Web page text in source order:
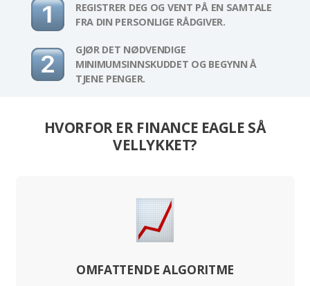
REGISTRER DEG OG VENT PÅ EN SAMTALE
FRA DIN PERSONLIGE RÅDGIVER.
GJØR DET NØDVENDIGE
MINIMUMSINNSKUDDET OG BEGYNN Å
TJENE PENGER.
HVORFOR ER FINANCE EAGLE SÅ
VELLYKKET?
OMFATTENDE ALGORITME